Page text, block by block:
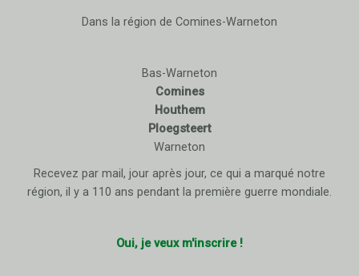
Dans la région de Comines-Warneton
Bas-Warneton
Comines
Houthem
Ploegsteert
Warneton
Recevez par mail, jour après jour, ce qui a marqué notre
région, il y a 110 ans pendant la première guerre mondiale.
Oui, je veux m'inscrire !